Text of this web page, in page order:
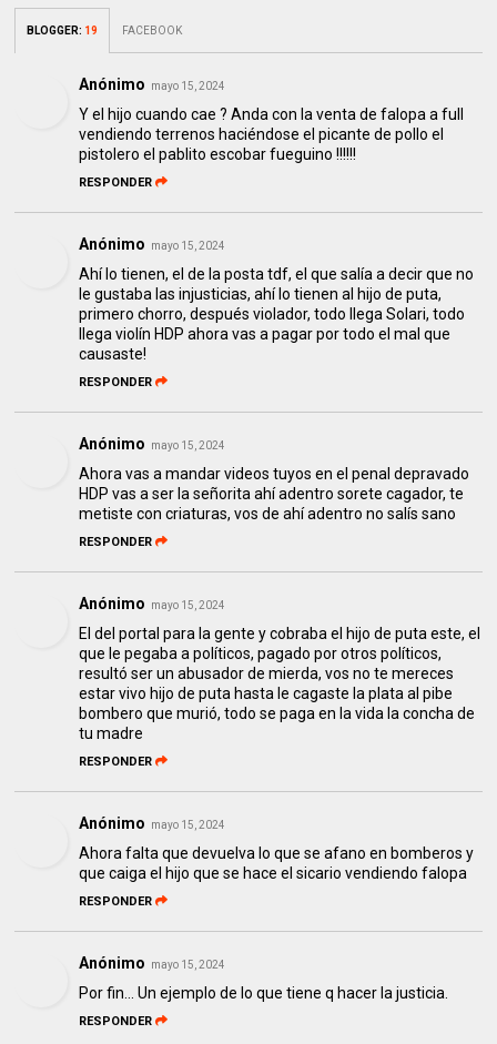
BLOGGER: 19 FACEBOOK
Anónimo mayo 15, 2024
Y el hijo cuando cae ? Anda con la venta de falopa a full
vendiendo terrenos haciéndose el picante de pollo el
pistolero el pablito escobar fueguino !!!!!!
RESPONDER
Anónimo mayo 15, 2024
Ahí lo tienen, el de la posta tdf, el que salía a decir que no
le gustaba las injusticias, ahí lo tienen al hijo de puta,
primero chorro, después violador, todo llega Solari, todo
llega violín HDP ahora vas a pagar por todo el mal que
causaste!
RESPONDER
Anónimo mayo 15, 2024
Ahora vas a mandar videos tuyos en el penal depravado
HDP vas a ser la señorita ahí adentro sorete cagador, te
metiste con criaturas, vos de ahí adentro no salís sano
RESPONDER
Anónimo mayo 15, 2024
El del portal para la gente y cobraba el hijo de puta este, el
que le pegaba a políticos, pagado por otros políticos,
resultó ser un abusador de mierda, vos no te mereces
estar vivo hijo de puta hasta le cagaste la plata al pibe
bombero que murió, todo se paga en la vida la concha de
tu madre
RESPONDER
Anónimo mayo 15, 2024
Ahora falta que devuelva lo que se afano en bomberos y
que caiga el hijo que se hace el sicario vendiendo falopa
RESPONDER
Anónimo mayo 15, 2024
Por fin... Un ejemplo de lo que tiene q hacer la justicia.
RESPONDER